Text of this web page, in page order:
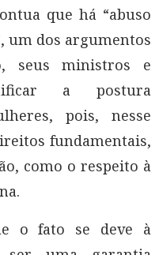
que há “abuso
um dos argumentos
seus ministros e
a postura
pois, nesse
fundamentais,
como o respeito à
o fato se deve à